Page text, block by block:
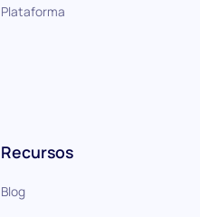
Plataforma
Recursos
Blog